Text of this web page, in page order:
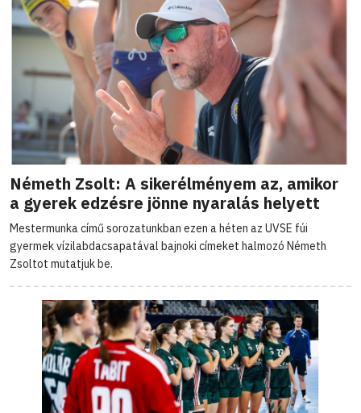
Németh Zsolt: A sikerélményem az, amikor
a gyerek edzésre jönne nyaralás helyett
Mestermunka című sorozatunkban ezen a héten az UVSE fúi
gyermek vízilabdacsapatával bajnoki címeket halmozó Németh
Zsoltot mutatjuk be.